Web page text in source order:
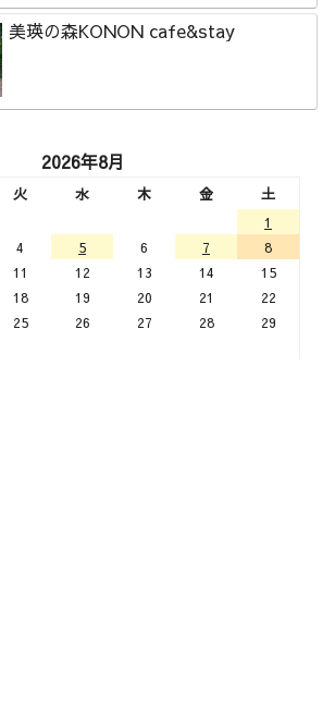
美瑛の森KONON cafe&stay
2026年8月
火 水 木 金
土
1
4 5 6 7
8
11 12 13 14
15
18 19 20 21
22
25 26 27 28
29